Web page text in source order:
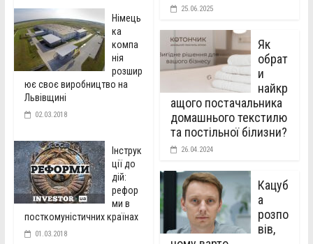
Німець
ка
компа
нія
розшир
ює своє виробництво на
Львівщині
02.03.2018
Інструк
ції до
дій:
рефор
ми в
посткомуністичних країнах
01.03.2018
25.06.2025
Як
обрат
и
найкр
ащого постачальника
домашнього текстилю
та постільної білизни?
26.04.2024
Кацуб
а
розпо
вів,